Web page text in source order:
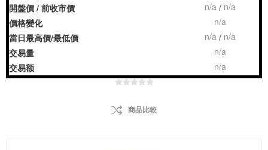
開盤價 / 前收市價
n/a / n/a
價格變化
n/a
當日最高價/最低價
n/a / n/a
交易量
n/a
交易额
n/a
商品比較